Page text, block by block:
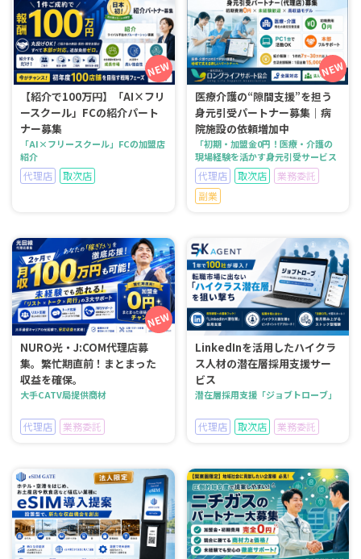
【紹介で100万円】「AI×フリ
ースクール」FCの紹介パート
ナー募集
「AI×フリースクール」FCの加盟店
紹介
代理店 取次店
医療介護の“隙間支援”を担う
身元引受パートナー募集｜病
院施設の依頼増加中
「初期・加盟金0円！医療・介護の
現場経験を活かす身元引受サービス
代理店 取次店
業務委託
副業
NURO光・J:COM代理店募
集。繁忙期直前！まとまった
収益を確保。
大手CATV局提供商材
代理店 業務委託
LinkedInを活用したハイクラ
ス人材の潜在層採用支援サー
ビス
潜在層採用支援「ジョブトローブ」
代理店 取次店 業務委託